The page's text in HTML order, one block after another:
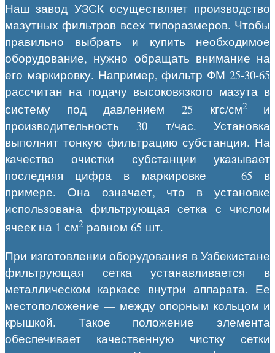
Наш завод УЗСК осуществляет производство
мазутных фильтров всех типоразмеров. Чтобы
правильно выбрать и купить необходимое
оборудование, нужно обращать внимание на
его маркировку. Например, фильтр ФМ 25-30-65
рассчитан на подачу высоковязкого мазута в
систему под давлением 25 кгс/см2 и
производительность 30 т/час. Установка
выполнит тонкую фильтрацию субстанции. На
качество очистки субстанции указывает
последняя цифра в маркировке — 65 в
примере. Она означает, что в установке
использована фильтрующая сетка с числом
ячеек на 1 см2 равном 65 шт.
При изготовлении оборудования в Узбекистане
фильтрующая сетка устанавливается в
металлическом каркасе внутри аппарата. Ее
местоположение — между опорным кольцом и
крышкой. Такое положение элемента
обеспечивает качественную чистку сетки